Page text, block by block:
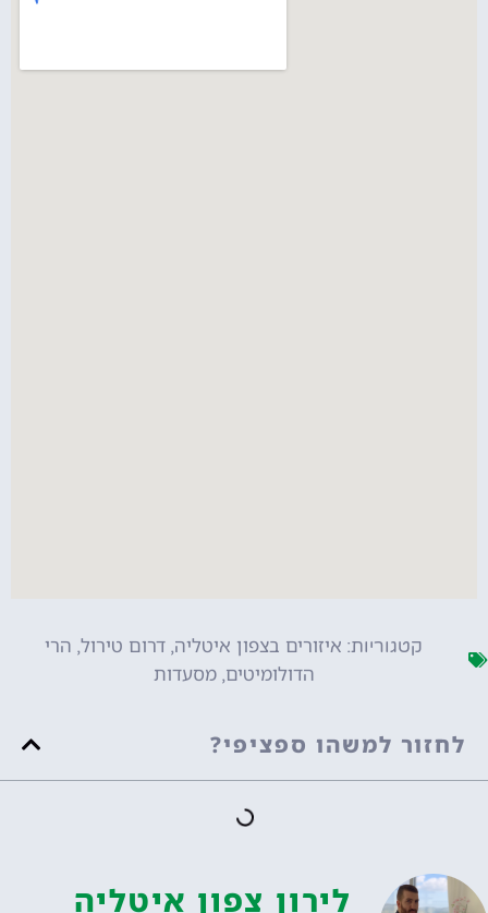
קטגוריות: איזורים בצפון איטליה, דרום טירול, הרי
הדולומיטים,מסעדות
לחזור למשהו ספציפי?
לירון צפון איטליה